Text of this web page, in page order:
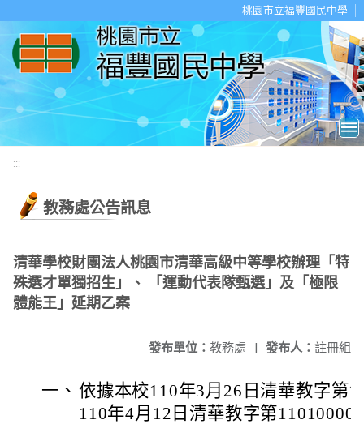
桃園市立福豐國民中學
:::
教務處公告訊息
清華學校財團法人桃園市清華高級中等學校辦理「特
殊選才單獨招生」、 「運動代表隊甄選」及「極限
體能王」延期乙案
發布人： 註冊組
發布單位： 教務處 |
一、 依據本校110年3月26日清華教字第
110年4月12日清華教字第